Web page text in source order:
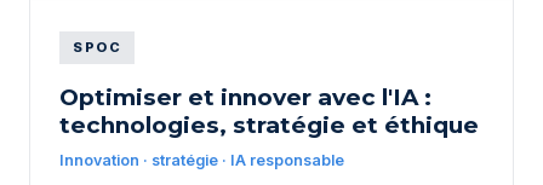
SPOC
Optimiser et innover avec l'IA :
technologies, stratégie et éthique
Innovation · stratégie · IA responsable